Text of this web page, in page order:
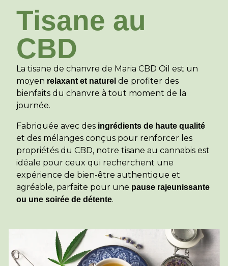
Tisane au
CBD
La tisane de chanvre de Maria CBD Oil est un
moyen relaxant et naturel de profiter des
bienfaits du chanvre à tout moment de la
journée.
Fabriquée avec des ingrédients de haute qualité
et des mélanges conçus pour renforcer les
propriétés du CBD, notre tisane au cannabis est
idéale pour ceux qui recherchent une
expérience de bien-être authentique et
agréable, parfaite pour une pause rajeunissante
ou une soirée de détente.